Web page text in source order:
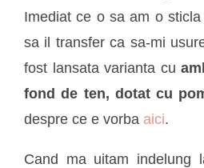
Imediat ce o sa am o
sa il transfer ca sa-mi
fost lansata varianta cu
fond de ten, dotat cu
despre ce e vorba aici.
Cand ma uitam indelung